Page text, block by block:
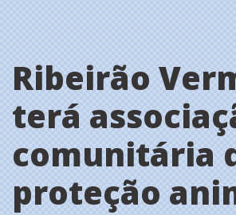
Ribeirão
terá
comunitária
proteção